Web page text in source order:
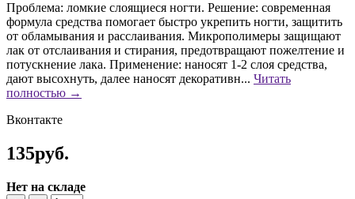
Проблема: ломкие слоящиеся ногти. Решение: современная
формула средства помогает быстро укрепить ногти, защитить
от обламывания и расслаивания. Микрополимеры защищают
лак от отслаивания и стирания, предотвращают пожелтение и
потускнение лака. Применение: наносят 1-2 слоя средства,
дают высохнуть, далее наносят декоративн... Читать
полностью →
Вконтакте
135руб.
Нет на складе